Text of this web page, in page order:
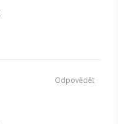
Odpovědět